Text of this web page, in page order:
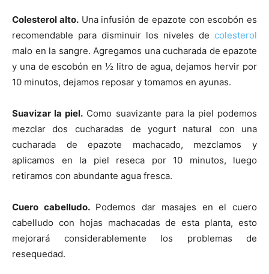
Colesterol alto.Una infusión de epazote con escobón es
recomendable para disminuir los niveles de colesterol
malo en la sangre. Agregamos una cucharada de epazote
y una de escobón en ½ litro de agua, dejamos hervir por
10 minutos, dejamos reposar y tomamos en ayunas.
Suavizar la piel. Como suavizante para la piel podemos
mezclar dos cucharadas de yogurt natural con una
cucharada de epazote machacado, mezclamos y
aplicamos en la piel reseca por 10 minutos, luego
retiramos con abundante agua fresca.
Cuero cabelludo.Podemos dar masajes en el cuero
cabelludo con hojas machacadas de esta planta, esto
mejorará considerablemente los problemas de
resequedad.